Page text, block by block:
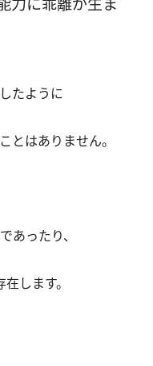
たように
とはありません。
あったり、
します。